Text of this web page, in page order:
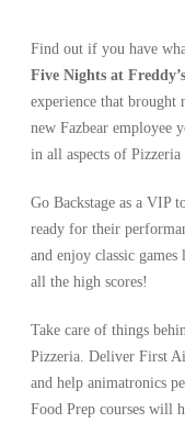
Find out if you have
Five Nights at
experience that brought
new Fazbear employee
in all aspects of Pizzeria
Go Backstage as a VIP
ready for their
and enjoy classic
all the high scores!
Take care of things
Pizzeria. Deliver First
and help animatronics
Food Prep courses will